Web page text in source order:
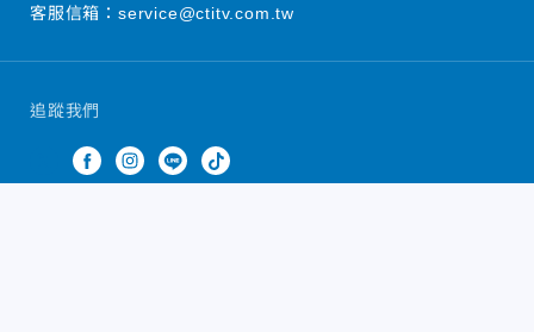
追蹤我們
客服信箱： service@ctitv.com.tw